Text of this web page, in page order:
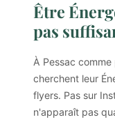
Être
pas
À Pessac
cherchent leur
flyers. Pas sur
n'apparaît pas